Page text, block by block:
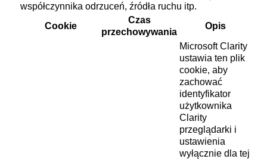
współczynnika odrzuceń, źródła ruchu itp.
Cookie
Czas
przechowywania
Opis
Microsoft Clarity
ustawia ten plik
cookie, aby
zachować
identyfikator
użytkownika
Clarity
przeglądarki i
ustawienia
wyłącznie dla tej